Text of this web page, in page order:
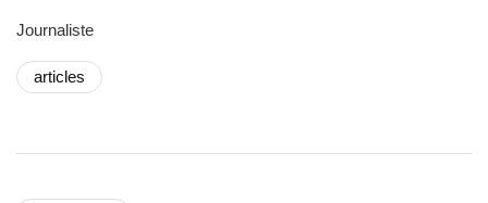
Journaliste
articles